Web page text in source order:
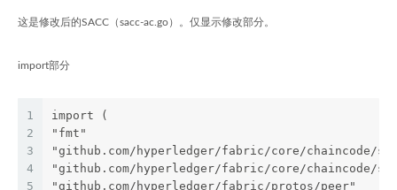
这是修改后的SACC（sacc-ac.go）。仅显示修改部分。
import部分
1
2
3
4
5
import (
"fmt"
"github.com/hyperledger/fabric/core/chaincode/
"github.com/hyperledger/fabric/core/chaincode/
"github.com/hyperledger/fabric/protos/peer"